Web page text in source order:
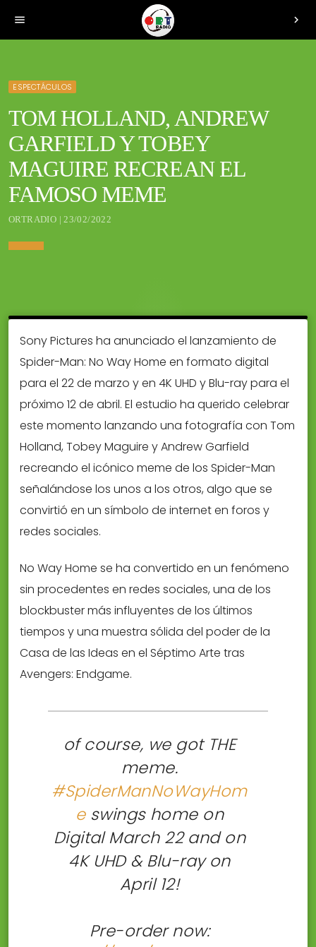
menu chevron_right
ESPECTÁCULOS
TOM HOLLAND, ANDREW
GARFIELD Y TOBEY
MAGUIRE RECREAN EL
FAMOSO MEME
ORTRADIO | 23/02/2022
Sony Pictures ha anunciado el lanzamiento de
Spider-Man: No Way Home en formato digital
para el 22 de marzo y en 4K UHD y Blu-ray para el
próximo 12 de abril. El estudio ha querido celebrar
este momento lanzando una fotografía con Tom
Holland, Tobey Maguire y Andrew Garfield
recreando el icónico meme de los Spider-Man
señalándose los unos a los otros, algo que se
convirtió en un símbolo de internet en foros y
redes sociales.
No Way Home se ha convertido en un fenómeno
sin procedentes en redes sociales, una de los
blockbuster más influyentes de los últimos
tiempos y una muestra sólida del poder de la
Casa de las Ideas en el Séptimo Arte tras
Avengers: Endgame.
of course, we got THE
meme.
#SpiderManNoWayHom
eswings home on
Digital March 22 and on
4K UHD & Blu-ray on
April 12!
Pre-order now: